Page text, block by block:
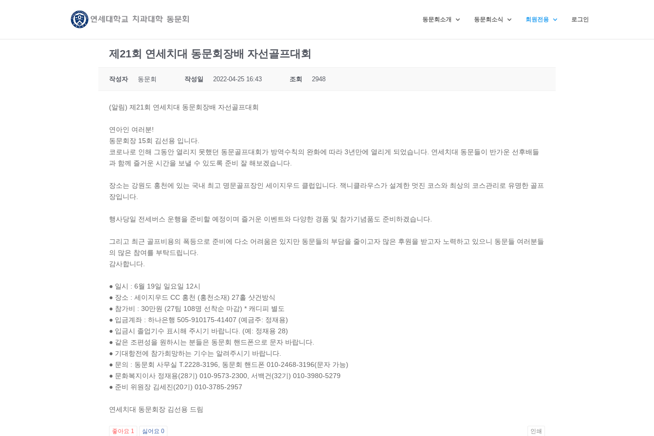
동문회소개 동문회소식 회원전용 로그인
제21회 연세치대 동문회장배 자선골프대회
작성자 동문회 작성일 2022-04-25 16:43 조회 2948
(알림) 제21회 연세치대 동문회장배 자선골프대회
연아인 여러분!
동문회장 15회 김선용 입니다.
코로나로 인해 그동안 열리지 못했던 동문골프대회가 방역수칙의 완화에 따라 3년만에 열리게 되었습니다. 연세치대 동문들이 반가운 선후배들
과 함께 즐거운 시간을 보낼 수 있도록 준비 잘 해보겠습니다.
장소는 강원도 홍천에 있는 국내 최고 명문골프장인 세이지우드 클럽입니다. 잭니클라우스가 설계한 멋진 코스와 최상의 코스관리로 유명한 골프
장입니다.
행사당일 전세버스 운행을 준비할 예정이며 즐거운 이벤트와 다양한 경품 및 참가기념품도 준비하겠습니다.
그리고 최근 골프비용의 폭등으로 준비에 다소 어려움은 있지만 동문들의 부담을 줄이고자 많은 후원을 받고자 노력하고 있으니 동문들 여러분들
의 많은 참여를 부탁드립니다.
감사합니다.
● 일시 : 6월 19일 일요일 12시
● 장소 : 세이지우드 CC 홍천 (홍천소재) 27홀 샷건방식
● 참가비 : 30만원 (27팀 108명 선착순 마감) * 캐디피 별도
● 입금계좌 : 하나은행 505-910175-41407 (예금주: 정재용)
● 입금시 졸업기수 표시해 주시기 바랍니다. (예: 정재용 28)
● 같은 조편성을 원하시는 분들은 동문회 핸드폰으로 문자 바랍니다.
● 기대항전에 참가희망하는 기수는 알려주시기 바랍니다.
● 문의 : 동문회 사무실 T.2228-3196, 동문회 핸드폰 010-2468-3196(문자 가능)
● 문화복지이사 정재용(28기) 010-9573-2300, 서백건(32기) 010-3980-5279
● 준비 위원장 김세진(20기) 010-3785-2957
연세치대 동문회장 김선용 드림
좋아요 1 싫어요 0 인쇄